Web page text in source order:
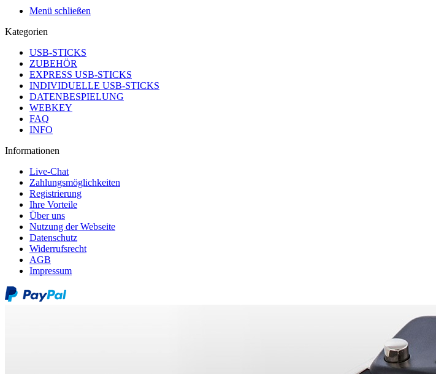
Menü schließen
Kategorien
USB-STICKS
ZUBEHÖR
EXPRESS USB-STICKS
INDIVIDUELLE USB-STICKS
DATENBESPIELUNG
WEBKEY
FAQ
INFO
Informationen
Live-Chat
Zahlungsmöglichkeiten
Registrierung
Ihre Vorteile
Über uns
Nutzung der Webseite
Datenschutz
Widerrufsrecht
AGB
Impressum